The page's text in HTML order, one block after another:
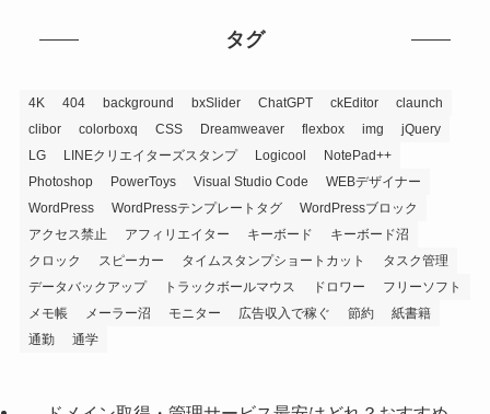
タグ
4K 404 background bxSlider ChatGPT ckEditor
claunch
clibor
colorboxq CSS Dreamweaver flexbox img
jQuery
LG
LINEクリエイターズスタンプ Logicool
NotePad++
Photoshop
PowerToys Visual Studio Code
WEBデザイナー
WordPress
WordPressテンプレートタグ
WordPressブロック
アクセス禁止
アフィリエイター キーボード
キーボード沼
クロック
スピーカー タイムスタンプショートカット
タスク管理
データバックアップ
トラックボールマウス ドロワー
フリーソフト
メモ帳
メーラー沼 モニター 広告収入で稼ぐ 節約
紙書籍
通勤
通学